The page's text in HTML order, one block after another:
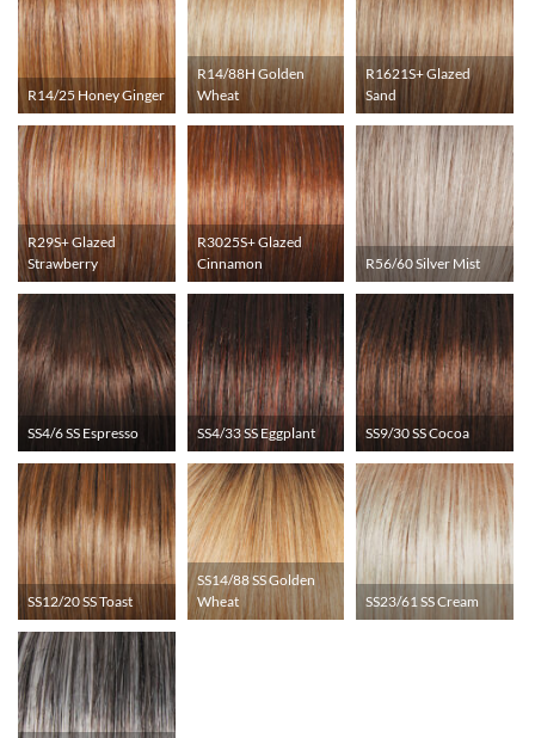
R14/25 Honey Ginger
R14/88H Golden
Wheat
R1621S+ Glazed
Sand
R29S+ Glazed
Strawberry
R3025S+ Glazed
Cinnamon
R56/60 Silver Mist
SS4/6 SS Espresso SS4/33 SS Eggplant SS9/30 SS Cocoa
SS12/20 SS Toast
SS14/88 SS Golden
Wheat
SS23/61 SS Cream